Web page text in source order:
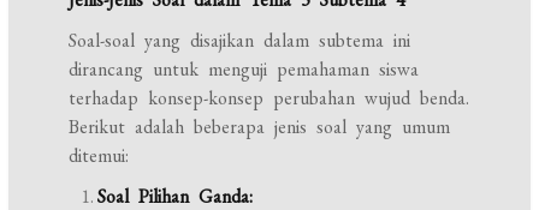
Soal-soal yang disajikan dalam subtema ini
dirancang untuk menguji pemahaman siswa
terhadap konsep-konsep perubahan wujud benda.
Berikut adalah beberapa jenis soal yang umum
ditemui:
Soal Pilihan Ganda: